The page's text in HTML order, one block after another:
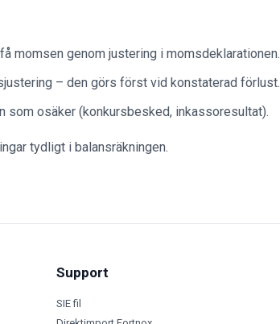
momsen genom justering i momsdeklarationen.
– den görs först vid konstaterad förlust.
som osäker (konkursbesked, inkassoresultat).
tydligt i balansräkningen.
Support
SIE fil